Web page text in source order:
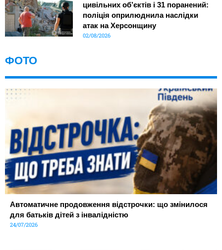
цивільних об’єктів і 31 поранений:
поліція оприлюднила наслідки
атак на Херсонщину
02/08/2026
ФОТО
Автоматичне продовження відстрочки: що змінилося
для батьків дітей з інвалідністю
24/07/2026